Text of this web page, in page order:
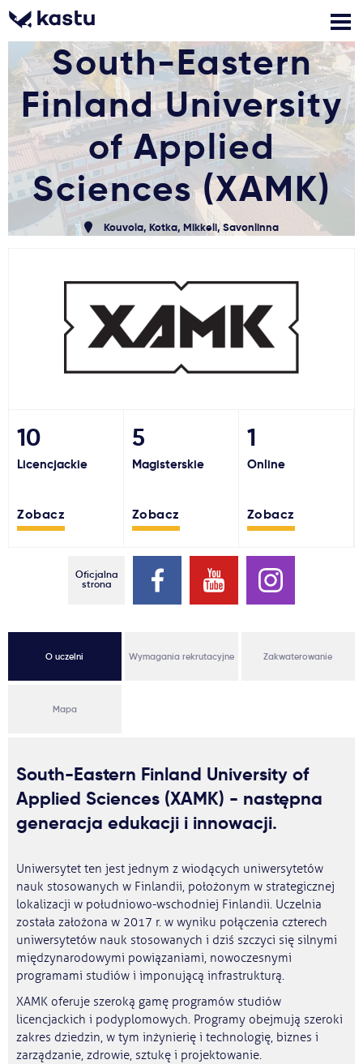
Zaloguj się
Powiadomienia
Formularz aplikacyjny
Zadzwoń Bezpłatne konsultacje Kontakt
Gdzie studiować?
Jak aplikować?
Usługi
Aktualności
South-Eastern
Finland University
of Applied
Sciences (XAMK)
Kouvola, Kotka, Mikkeli, Savonlinna
10
Licencjackie
Zobacz
5
Magisterskie
Zobacz
1
Online
Zobacz
Oficjalna
strona
O uczelni Wymagania rekrutacyjne Zakwaterowanie
Mapa
South-Eastern Finland University of
Applied Sciences (XAMK) - następna
generacja edukacji i innowacji.
Uniwersytet ten jest jednym z wiodących uniwersytetów
nauk stosowanych w Finlandii, położonym w strategicznej
lokalizacji w południowo-wschodniej Finlandii. Uczelnia
została założona w 2017 r. w wyniku połączenia czterech
uniwersytetów nauk stosowanych i dziś szczyci się silnymi
międzynarodowymi powiązaniami, nowoczesnymi
programami studiów i imponującą infrastrukturą.
XAMK oferuje szeroką gamę programów studiów
licencjackich i podyplomowych. Programy obejmują szeroki
zakres dziedzin, w tym inżynierię i technologię, biznes i
zarządzanie, zdrowie, sztukę i projektowanie.